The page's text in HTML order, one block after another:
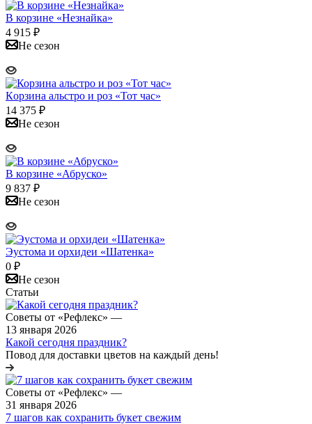
В корзине «Незнайка»
4 915 ₽
Не сезон
Корзина альстро и роз «Тот час»
14 375 ₽
Не сезон
В корзине «Абруско»
9 837 ₽
Не сезон
Эустома и орхидеи «Шатенка»
0 ₽
Не сезон
Статьи
Советы от «Рефлекс» —
13 января 2026
Какой сегодня праздник?
Повод для доставки цветов на каждый день!
Советы от «Рефлекс» —
31 января 2026
7 шагов как сохранить букет свежим